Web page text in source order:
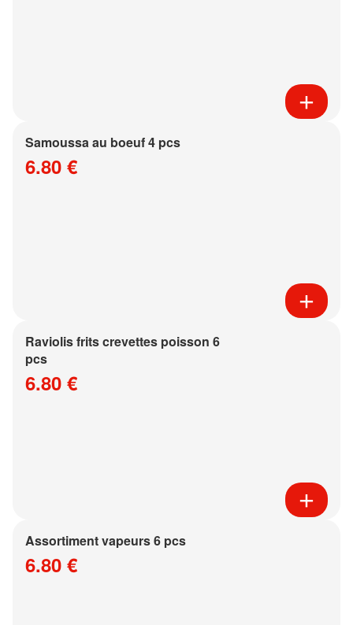
Samoussa au boeuf 4 pcs
6.80 €
Raviolis frits crevettes poisson 6
pcs
6.80 €
Assortiment vapeurs 6 pcs
6.80 €